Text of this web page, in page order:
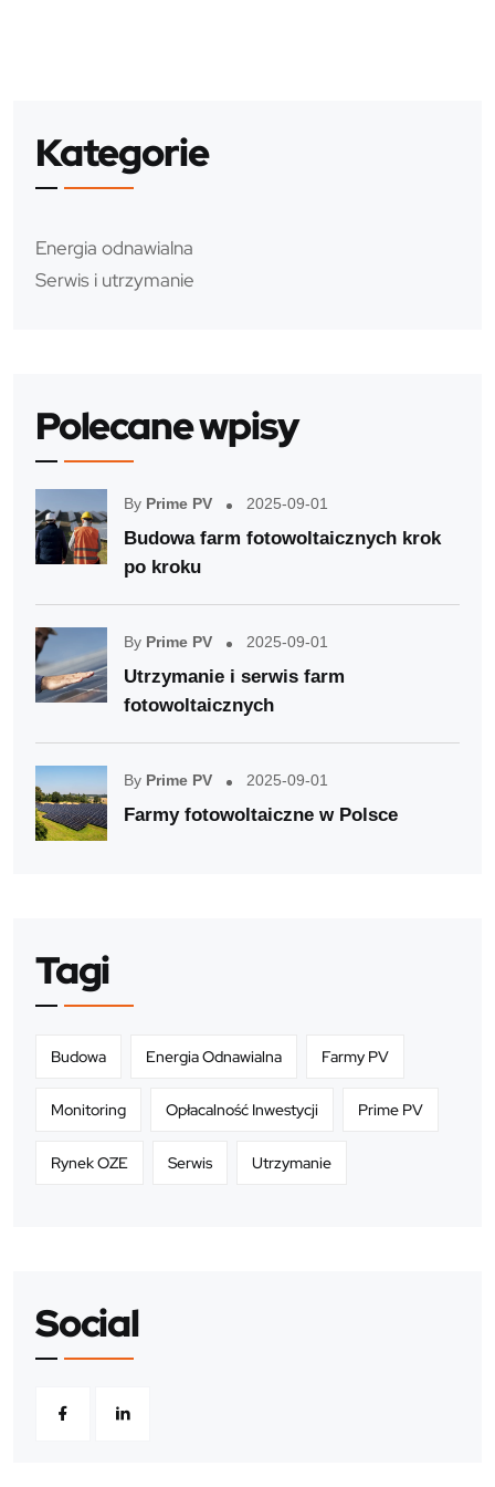
Kategorie
Energia odnawialna
Serwis i utrzymanie
Polecane wpisy
By Prime PV 2025-09-01
Budowa farm fotowoltaicznych krok
po kroku
By Prime PV 2025-09-01
Utrzymanie i serwis farm
fotowoltaicznych
By Prime PV 2025-09-01
Farmy fotowoltaiczne w Polsce
Tagi
Budowa Energia Odnawialna Farmy PV
Monitoring Opłacalność Inwestycji Prime PV
Rynek OZE Serwis Utrzymanie
Social